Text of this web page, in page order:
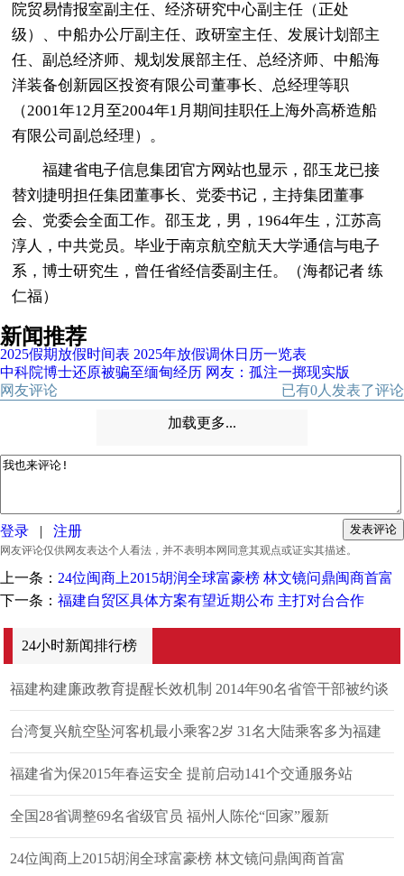
院贸易情报室副主任、经济研究中心副主任（正处
级）、中船办公厅副主任、政研室主任、发展计划部主
任、副总经济师、规划发展部主任、总经济师、中船海
洋装备创新园区投资有限公司董事长、总经理等职
（2001年12月至2004年1月期间挂职任上海外高桥造船
有限公司副总经理）。
福建省电子信息集团官方网站也显示，邵玉龙已接
替刘捷明担任集团董事长、党委书记，主持集团董事
会、党委会全面工作。邵玉龙，男，1964年生，江苏高
淳人，中共党员。毕业于南京航空航天大学通信与电子
系，博士研究生，曾任省经信委副主任。（海都记者 练
仁福）
新闻推荐
2025假期放假时间表 2025年放假调休日历一览表
中科院博士还原被骗至缅甸经历 网友：孤注一掷现实版
已有0 人发表了评论
网友评论
加载更多...
登录 | 注册
网友评论仅供网友表达个人看法，并不表明本网同意其观点或证实其描述。
上一条： 24位闽商上2015胡润全球富豪榜 林文镜问鼎闽商首富
下一条： 福建自贸区具体方案有望近期公布 主打对台合作
24小时新闻排行榜
福建构建廉政教育提醒长效机制 2014年90名省管干部被约谈
台湾复兴航空坠河客机最小乘客2岁 31名大陆乘客多为福建
人
福建省为保2015年春运安全 提前启动141个交通服务站
全国28省调整69名省级官员 福州人陈伦“回家”履新
24位闽商上2015胡润全球富豪榜 林文镜问鼎闽商首富